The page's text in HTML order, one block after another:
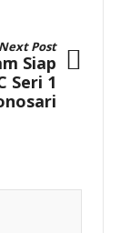
Next Post
Siap
Seri 1